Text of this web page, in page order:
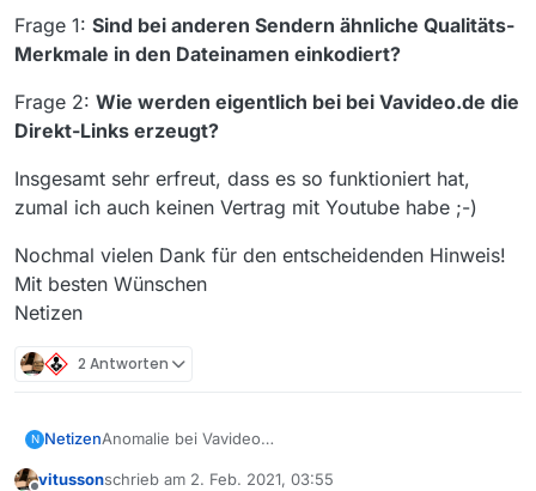
Frage 1: Sind bei anderen Sendern ähnliche Qualitäts-
Merkmale in den Dateinamen einkodiert?
Frage 2: Wie werden eigentlich bei bei Vavideo.de die
Direkt-Links erzeugt?
Insgesamt sehr erfreut, dass es so funktioniert hat,
zumal ich auch keinen Vertrag mit Youtube habe ;-)
Nochmal vielen Dank für den entscheidenden Hinweis!
Mit besten Wünschen
Netizen
2 Antworten
N NetizenAnomalie bei Vavideo
Freunde - Eine Clique fürs Leben
vitussonschrieb am 2. Feb. 2021, 03:55